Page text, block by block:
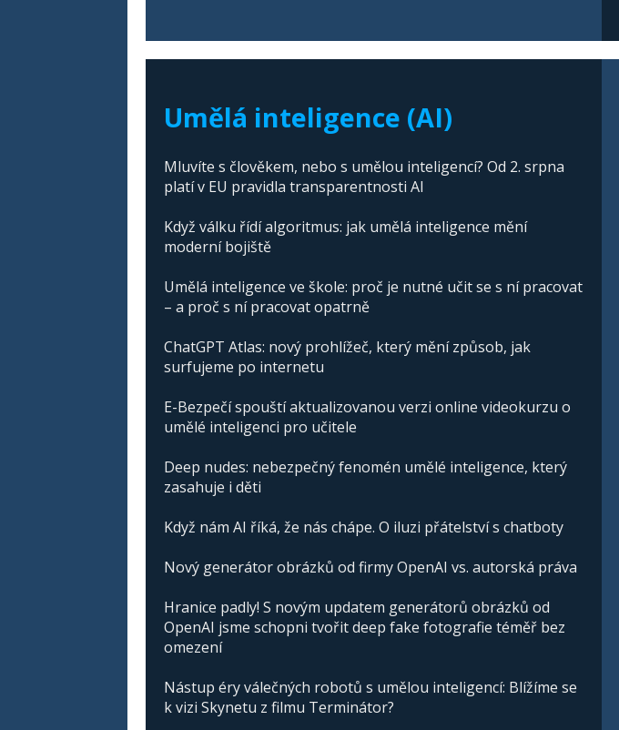
Umělá inteligence (AI)
Mluvíte s člověkem, nebo s umělou inteligencí? Od 2. srpna
platí v EU pravidla transparentnosti AI
Když válku řídí algoritmus: jak umělá inteligence mění
moderní bojiště
Umělá inteligence ve škole: proč je nutné učit se s ní pracovat
– a proč s ní pracovat opatrně
ChatGPT Atlas: nový prohlížeč, který mění způsob, jak
surfujeme po internetu
E-Bezpečí spouští aktualizovanou verzi online videokurzu o
umělé inteligenci pro učitele
Deep nudes: nebezpečný fenomén umělé inteligence, který
zasahuje i děti
Když nám AI říká, že nás chápe. O iluzi přátelství s chatboty
Nový generátor obrázků od firmy OpenAI vs. autorská práva
Hranice padly! S novým updatem generátorů obrázků od
OpenAI jsme schopni tvořit deep fake fotografie téměř bez
omezení
Nástup éry válečných robotů s umělou inteligencí: Blížíme se
k vizi Skynetu z filmu Terminátor?